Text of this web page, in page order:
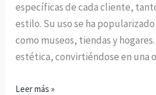
específicas de cada cliente,
estilo. Su uso se ha
como museos, tiendas y
estética, convirtiéndose en una
Leer más »